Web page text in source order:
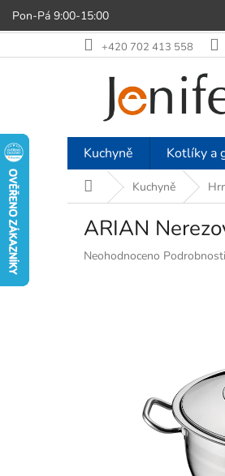
Pon-Pá 9:00-15:00
na
+420 702 413 558
Kuchyně Kotlíky a
Domů Kuchyně
ARIAN
Průměrné
Neohodnoceno